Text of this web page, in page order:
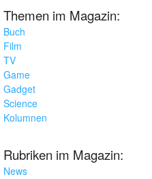
Themen im Magazin:
Buch
Film
TV
Game
Gadget
Science
Kolumnen
Rubriken im Magazin:
News